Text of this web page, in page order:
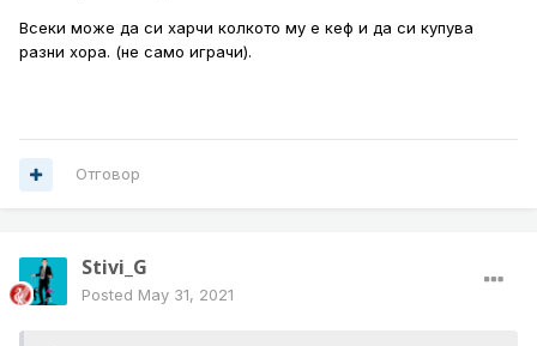
Всеки може да си харчи колкото му е кеф и да си купува
разни хора. (не само играчи).
Отговор
Stivi_G
Posted May 31, 2021